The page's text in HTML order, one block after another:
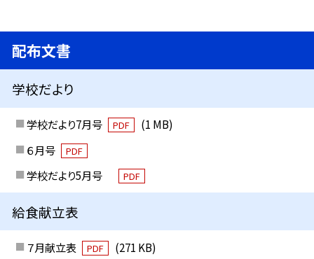
配布文書
学校だより
学校だより7月号 PDF
(1 MB)
６月号
PDF
学校だより5月号 PDF
給食献立表
７月献立表 PDF (271 KB)